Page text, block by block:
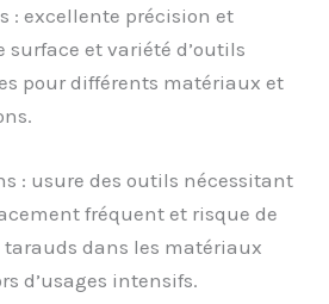
: excellente précision et
surface et variété d’outils
pour différents matériaux et
: usure des outils nécessitant
fréquent et risque de
tarauds dans les matériaux
d’usages intensifs.